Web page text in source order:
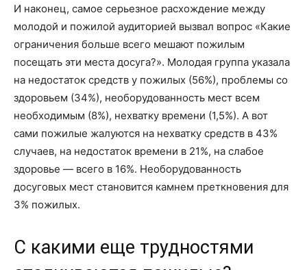
И наконец, самое серьезное расхождение между
молодой и пожилой аудиторией вызвал вопрос «Какие
ограничения больше всего мешают пожилым
посещать эти места досуга?». Молодая группа указала
на недостаток средств у пожилых (56%), проблемы со
здоровьем (34%), необорудованность мест всем
необходимым (8%), нехватку времени (1,5%). А вот
сами пожилые жалуются на нехватку средств в 43%
случаев, на недостаток времени в 21%, на слабое
здоровье — всего в 16%. Необорудованность
досуговых мест становится камнем преткновения для
3% пожилых.
С какими еще трудностями